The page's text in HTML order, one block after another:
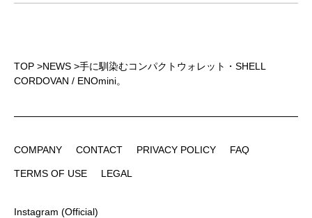
TOP >NEWS >手に馴染むコンパクトウォレット・SHELL
CORDOVAN / ENOmini。
COMPANY
CONTACT
PRIVACY POLICY
FAQ
TERMS OF USE
LEGAL
Instagram (Official)